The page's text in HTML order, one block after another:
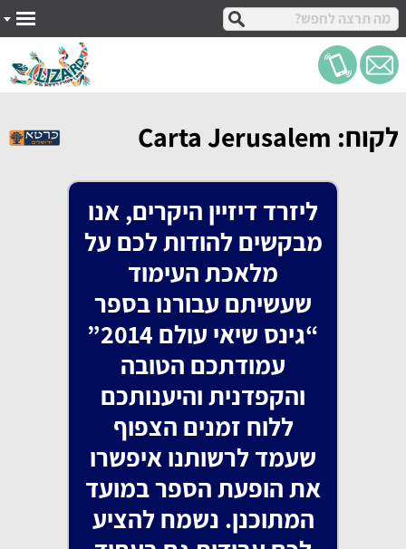
לקוח: Carta Jerusalem
ליזרד דיזיין היקרים, אנו
מבקשים להודות לכם על
מלאכת העימוד
שעשיתם עבורנו בספר
“גינס שיאי עולם 2014”
עמודתכם הטובה
והקפדנית והיענותכם
ללוח זמנים הצפוף
שעמד לרשותנו איפשרו
את הופעת הספר במועד
המתוכנן. נשמח להציע